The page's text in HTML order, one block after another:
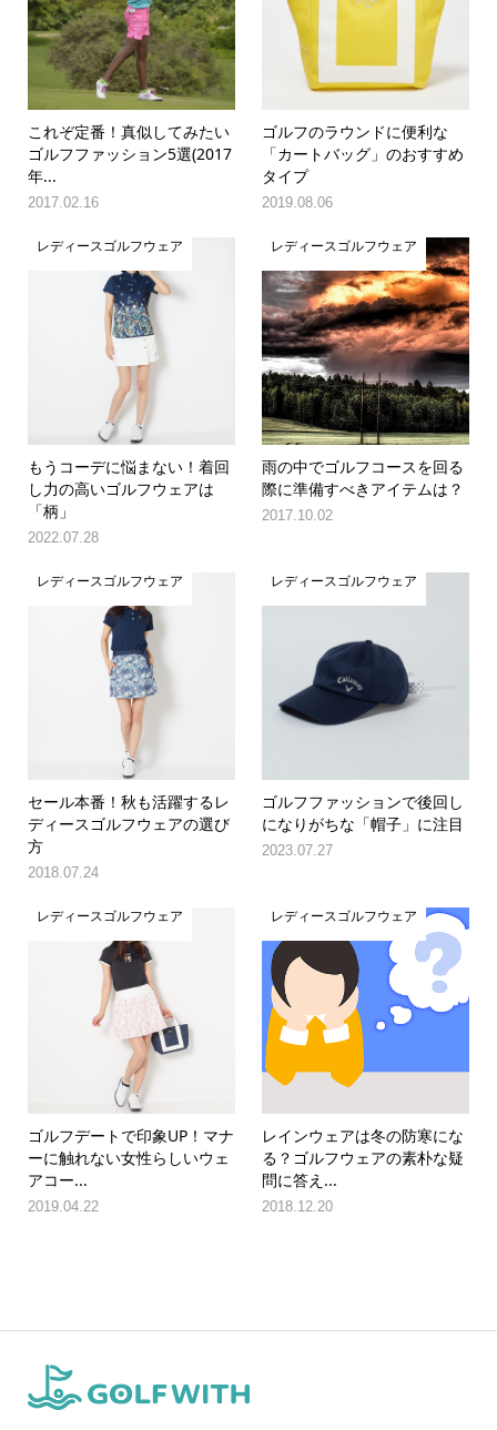
これぞ定番！真似してみたい
ゴルフファッション5選(2017
年...
2017.02.16
ゴルフのラウンドに便利な
「カートバッグ」のおすすめ
タイプ
2019.08.06
レディースゴルフウェア
もうコーデに悩まない！着回
し力の高いゴルフウェアは
「柄」
2022.07.28
レディースゴルフウェア
雨の中でゴルフコースを回る
際に準備すべきアイテムは？
2017.10.02
レディースゴルフウェア
セール本番！秋も活躍するレ
ディースゴルフウェアの選び
方
2018.07.24
レディースゴルフウェア
ゴルフファッションで後回し
になりがちな「帽子」に注目
2023.07.27
レディースゴルフウェア
ゴルフデートで印象UP！マナ
ーに触れない女性らしいウェ
アコー...
2019.04.22
レディースゴルフウェア
レインウェアは冬の防寒にな
る？ゴルフウェアの素朴な疑
問に答え...
2018.12.20